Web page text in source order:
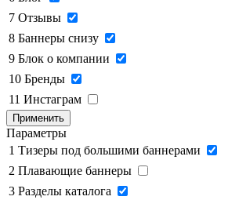
7 Отзывы
8 Баннеры снизу
9 Блок о компании
10 Бренды
11 Инстаграм
Применить
Параметры
1 Тизеры под большими баннерами
2 Плавающие баннеры
3 Разделы каталога